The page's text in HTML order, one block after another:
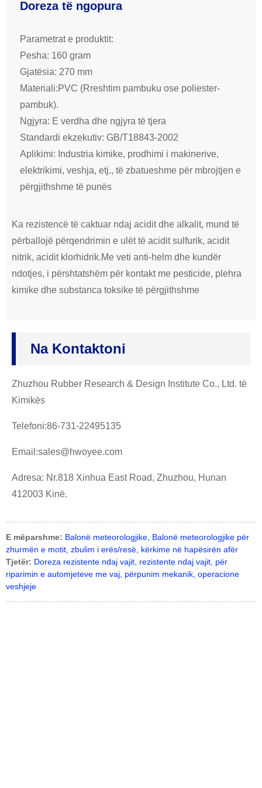
Doreza të ngopura
Parametrat e produktit:
Pesha: 160 gram
Gjatësia: 270 mm
Materiali:PVC (Rreshtim pambuku ose poliester-
pambuk).
Ngjyra: E verdha dhe ngjyra të tjera
Standardi ekzekutiv: GB/T18843-2002
Aplikimi: Industria kimike, prodhimi i makinerive,
elektrikimi, veshja, etj., të zbatueshme për mbrojtjen e
përgjithshme të punës
Ka rezistencë të caktuar ndaj acidit dhe alkalit, mund të
përballojë përqendrimin e ulët të acidit sulfurik, acidit
nitrik, acidit klorhidrik.Me veti anti-helm dhe kundër
ndotjes, i përshtatshëm për kontakt me pesticide, plehra
kimike dhe substanca toksike të përgjithshme
Na Kontaktoni
Zhuzhou Rubber Research & Design Institute Co., Ltd. të
Kimikës
Telefoni:86-731-22495135
Email:sales@hwoyee.com
Adresa: Nr.818 Xinhua East Road, Zhuzhou, Hunan
412003 Kinë.
E mëparshme: Balonë meteorologjike, Balonë meteorologjike për
zhurmën e motit, zbulim i erës/resë, kërkime në hapësirën afër
Tjetër: Doreza rezistente ndaj vajit, rezistente ndaj vajit, për
riparimin e automjeteve me vaj, përpunim mekanik, operacione
veshjeje